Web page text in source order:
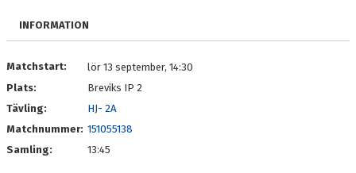
DOKUMENT
INFORMATION
Matchstart:
lör 13 september, 14:30
Plats:
Breviks IP 2
Tävling:
HJ- 2A
Matchnummer: 151055138
Samling:
13:45